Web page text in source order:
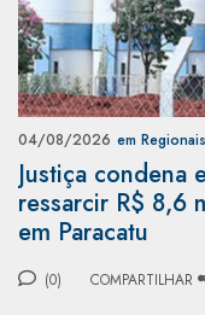
04/08/2026 em Regionais
Justiça condena
ressarcir R$ 8,6
em Paracatu
(0) COMPARTILHAR